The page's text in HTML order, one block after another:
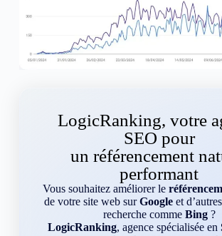
LogicRanking, votre
SEO pour
un référencement
performant
Vous souhaitez améliorer le
de votre site web surGoogle et
recherche comme Bing?
LogicRanking, agence spécialisée en